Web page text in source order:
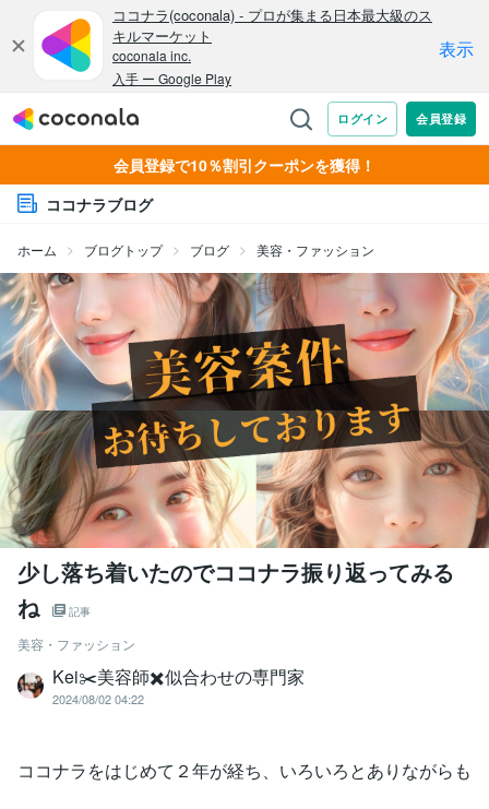
会員登録で10％割引クーポンを獲得！
ココナラブログ
ホーム ブログトップ ブログ 美容・ファッション
少し落ち着いたのでココナラ振り返ってみる
ね
記事
美容・ファッション
Kei✂️美容師✖️似合わせの専門家
2024/08/02 04:22
ココナラをはじめて２年が経ち、いろいろとありながらも